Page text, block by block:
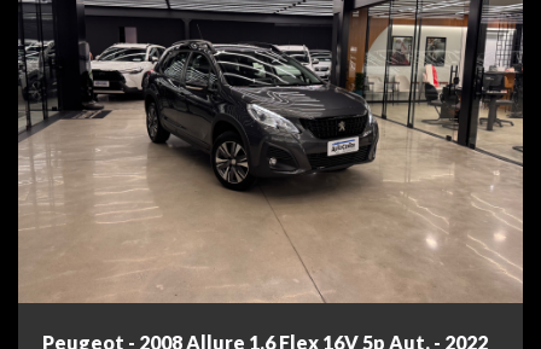
Peugeot - 2008 Allure 1.6 Flex 16V 5p Aut. - 2022